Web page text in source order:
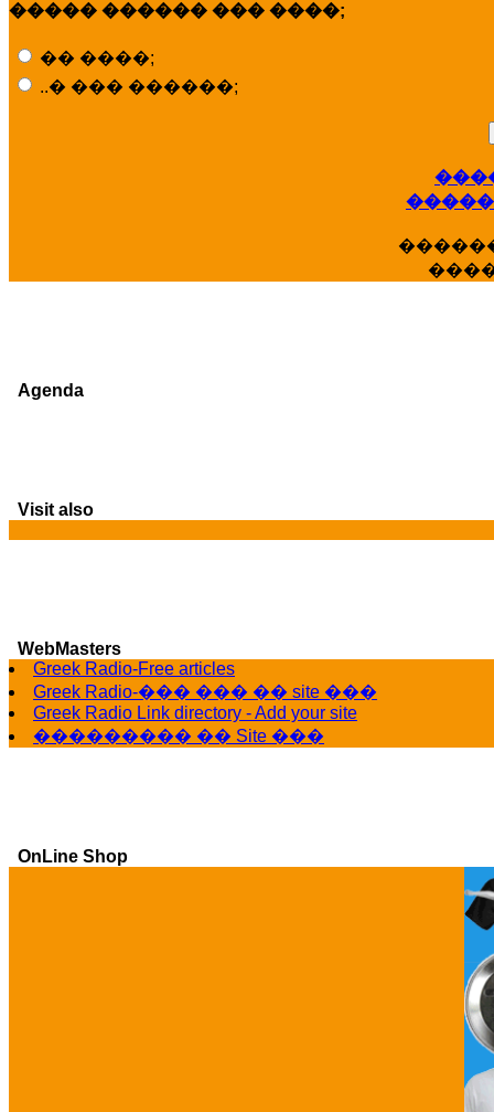
����� ������ ��� ����;
�� ����;
..� ��� ������;
Agenda
Visit also
WebMasters
Greek Radio-Free articles
Greek Radio-��� ��� �� site ���
Greek Radio Link directory - Add your site
��������� �� Site ���
OnLine Shop